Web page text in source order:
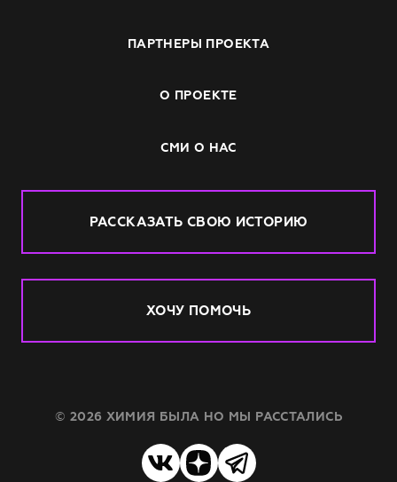
ПАРТНЕРЫ ПРОЕКТА
О ПРОЕКТЕ
СМИ О НАС
РАССКАЗАТЬ СВОЮ ИСТОРИЮ
ХОЧУ ПОМОЧЬ
© 2026 ХИМИЯ БЫЛА НО МЫ РАССТАЛИСЬ